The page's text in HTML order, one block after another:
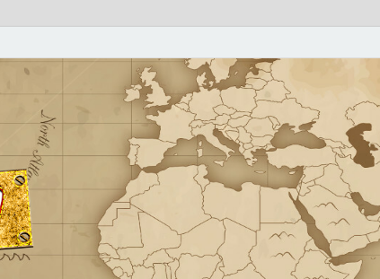
VIAJEROS NONSTOP